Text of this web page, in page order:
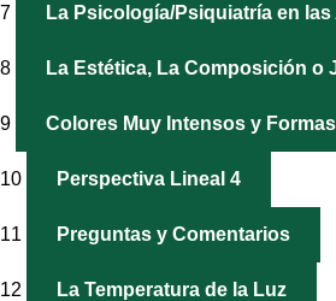
7 La Psicología/Psiquiatría en las
8 La Estética, La Composición o
9 Colores Muy Intensos y
10 Perspectiva Lineal 4
11 Preguntas y Comentarios
12 La Temperatura de la Luz